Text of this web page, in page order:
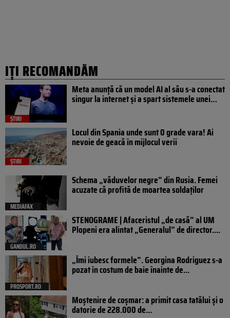
IȚI RECOMANDĂM
ȘTIRI
Meta anunță că un model AI al său s-a conectat
singur la internet și a spart sistemele unei…
ȘTIRI
Locul din Spania unde sunt 0 grade vara! Ai
nevoie de geacă în mijlocul verii
MEDIAFAX
Schema „văduvelor negre” din Rusia. Femei
acuzate că profită de moartea soldaților
GANDUL.RO
STENOGRAME | Afaceristul „de casă” al UM
Plopeni era alintat „Generalul” de director....
PROSPORT.RO
„Îmi iubesc formele”. Georgina Rodriguez s-a
pozat în costum de baie înainte de...
Moștenire de coșmar: a primit casa tatălui și o
datorie de 228.000 de...